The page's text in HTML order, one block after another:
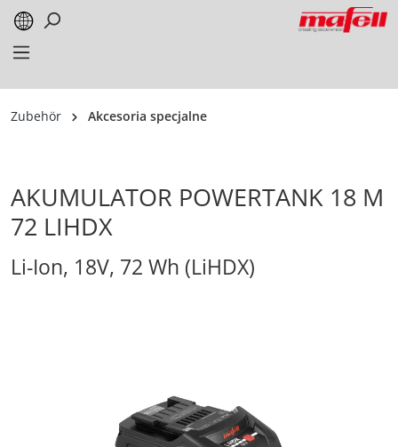
springen
Zubehör Akcesoria specjalne
AKUMULATOR POWERTANK 18 M
72 LIHDX
Li-Ion, 18V, 72 Wh (LiHDX)